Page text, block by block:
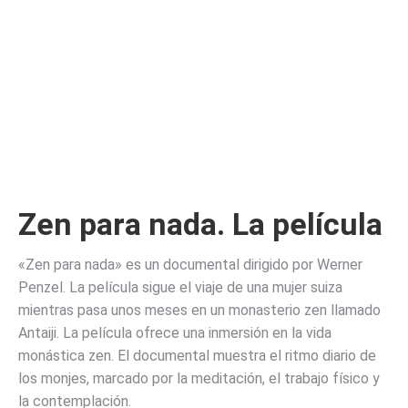
Zen para nada. La película
«Zen para nada» es un documental dirigido por Werner
Penzel. La película sigue el viaje de una mujer suiza
mientras pasa unos meses en un monasterio zen llamado
Antaiji. La película ofrece una inmersión en la vida
monástica zen. El documental muestra el ritmo diario de
los monjes, marcado por la meditación, el trabajo físico y
la contemplación.